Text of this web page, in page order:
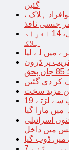
گئیں
ہلاک ،
جنسی نافذ
تھائی لینڈ میں ڈبل ڈیکر بس درخت سے ٹکرا گئی، 14 افراد
ہلاک
میں لے لیا
پر ڈرون
کر دی گئیں
مزید سخت
19 سالہ برطانوی شہری اسرائیلی فوج کی جانب سے لڑتے
میں مارا گیا
شہید، درجنوں اسرائیلی
میں داخل
میں ڈوب گیا